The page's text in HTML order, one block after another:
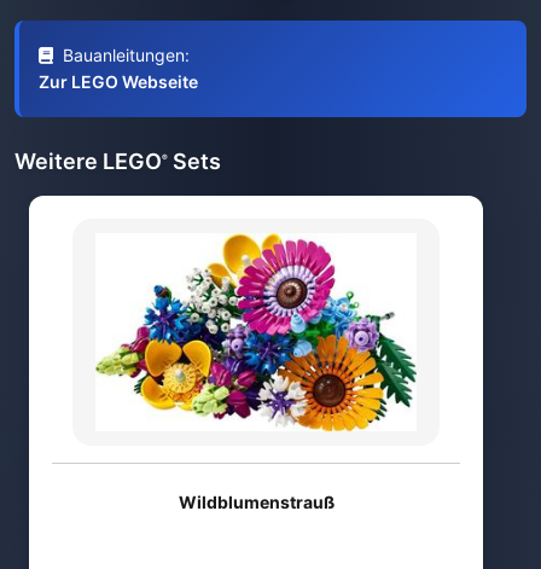
Bauanleitungen:
Zur LEGO Webseite
Weitere LEGO® Sets
Wildblumenstrauß